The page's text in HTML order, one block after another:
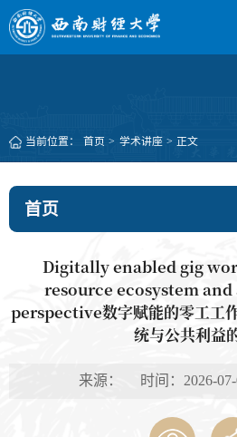
当前位置： 首页 > 学术讲座 > 正文
首页
Digitally enabled gig
resource ecosystem
perspective数字赋能的零工工
统与公共利益
来源： 时间：2026-